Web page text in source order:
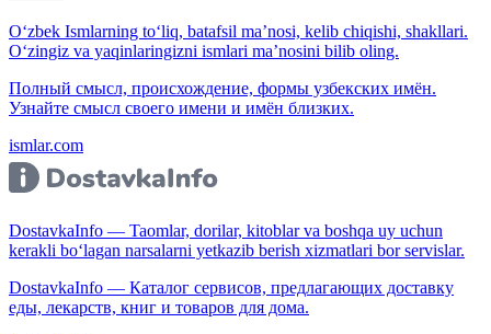
O‘zbek Ismlarning to‘liq, batafsil ma’nosi, kelib chiqishi, shakllari.
O‘zingiz va yaqinlaringizni ismlari ma’nosini bilib oling.
Полный смысл, происхождение, формы узбекских имён.
Узнайте смысл своего имени и имён близких.
ismlar.com
DostavkaInfo — Taomlar, dorilar, kitoblar va boshqa uy uchun
kerakli bo‘lagan narsalarni yetkazib berish xizmatlari bor servislar.
DostavkaInfo — Каталог сервисов, предлагающих доставку
еды, лекарств, книг и товаров для дома.